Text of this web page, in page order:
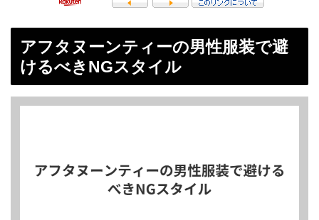
アフタヌーンティーの男性服装で避
けるべきNGスタイル